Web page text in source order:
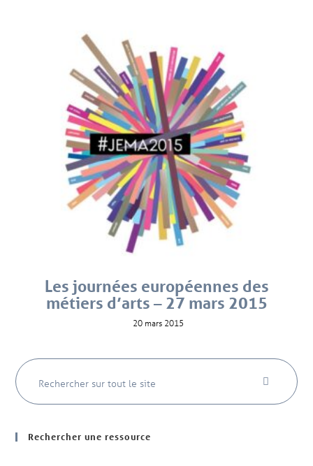
Les journées européennes des
métiers d’arts – 27 mars 2015
20 mars 2015
Rechercher une ressource